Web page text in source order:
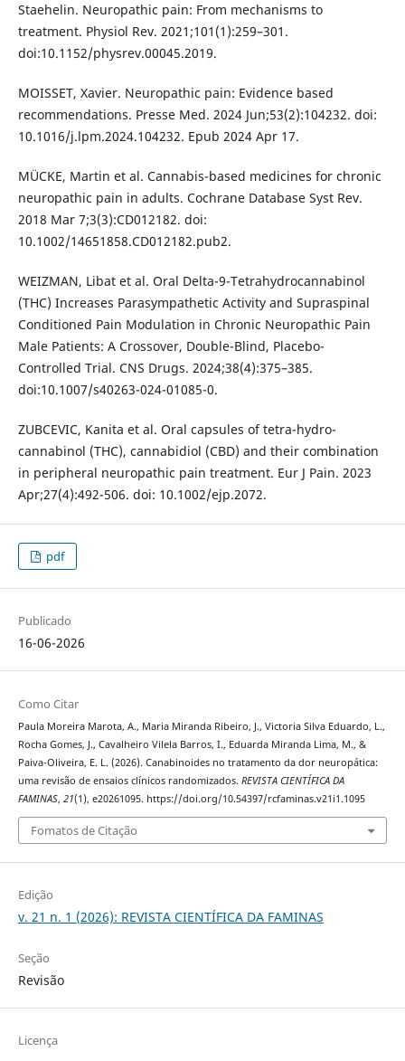
Staehelin. Neuropathic pain: From mechanisms to
treatment. Physiol Rev. 2021;101(1):259–301.
doi:10.1152/physrev.00045.2019.
MOISSET, Xavier. Neuropathic pain: Evidence based
recommendations. Presse Med. 2024 Jun;53(2):104232. doi:
10.1016/j.lpm.2024.104232. Epub 2024 Apr 17.
MÜCKE, Martin et al. Cannabis-based medicines for chronic
neuropathic pain in adults. Cochrane Database Syst Rev.
2018 Mar 7;3(3):CD012182. doi:
10.1002/14651858.CD012182.pub2.
WEIZMAN, Libat et al. Oral Delta-9-Tetrahydrocannabinol
(THC) Increases Parasympathetic Activity and Supraspinal
Conditioned Pain Modulation in Chronic Neuropathic Pain
Male Patients: A Crossover, Double-Blind, Placebo-
Controlled Trial. CNS Drugs. 2024;38(4):375–385.
doi:10.1007/s40263-024-01085-0.
ZUBCEVIC, Kanita et al. Oral capsules of tetra-hydro-
cannabinol (THC), cannabidiol (CBD) and their combination
in peripheral neuropathic pain treatment. Eur J Pain. 2023
Apr;27(4):492-506. doi: 10.1002/ejp.2072.
pdf
Publicado
16-06-2026
Como Citar
Paula Moreira Marota, A., Maria Miranda Ribeiro, J., Victoria Silva Eduardo, L.,
Rocha Gomes, J., Cavalheiro Vilela Barros, I., Eduarda Miranda Lima, M., &
Paiva-Oliveira, E. L. (2026). Canabinoides no tratamento da dor neuropática:
uma revisão de ensaios clínicos randomizados. REVISTA CIENTÍFICA DA
FAMINAS, 21(1), e20261095. https://doi.org/10.54397/rcfaminas.v21i1.1095
Fomatos de Citação
Edição
v. 21 n. 1 (2026): REVISTA CIENTÍFICA DA FAMINAS
Seção
Revisão
Licença